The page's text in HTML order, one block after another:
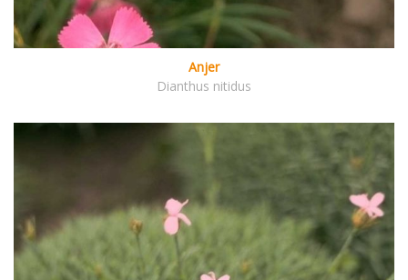
Anjer
Dianthus nitidus